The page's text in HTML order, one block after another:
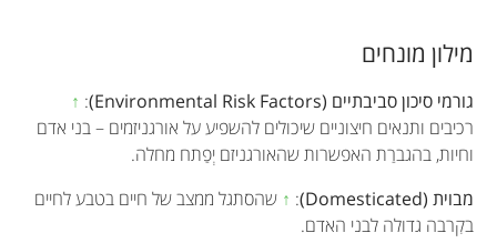
מילון מונחים
גורמי סיכון סביבתיים (Environmental Risk Factors) :
↑
רכיבים ותנאים חיצוניים שיכולים להשפיע על אורגניזמים – בני אדם
וחיות, בהגברַת האפשרות שהאורגניזם יְפַתח מחלה.
מבוית (Domesticated)
:
↑ שהסתגל ממצב של חיים בטבע לחיים
בקִרבה גדולה לבני האדם.